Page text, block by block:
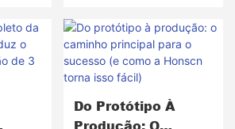
A Honscn Ativa Sua
Linha De Produção
De Emergência
Do Protótipo À